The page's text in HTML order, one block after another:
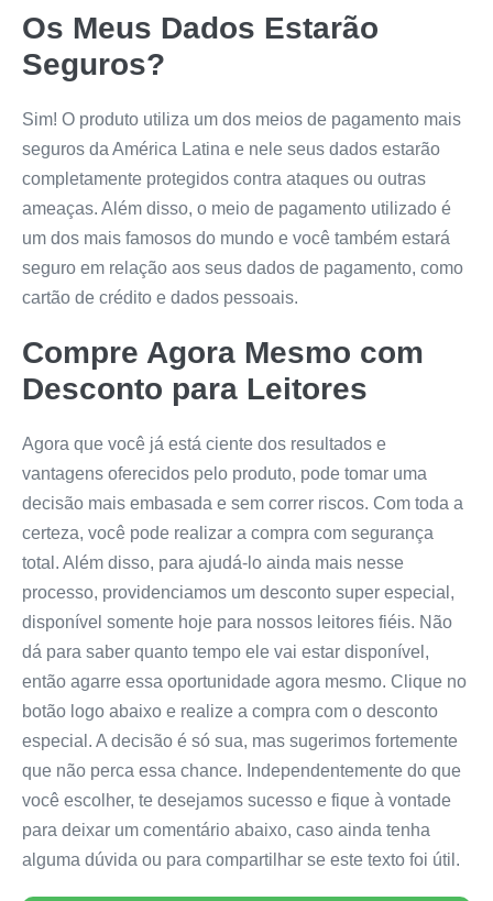
Os Meus Dados Estarão
Seguros?
Sim! O produto utiliza um dos meios de pagamento mais
seguros da América Latina e nele seus dados estarão
completamente protegidos contra ataques ou outras
ameaças. Além disso, o meio de pagamento utilizado é
um dos mais famosos do mundo e você também estará
seguro em relação aos seus dados de pagamento, como
cartão de crédito e dados pessoais.
Compre Agora Mesmo com
Desconto para Leitores
Agora que você já está ciente dos resultados e
vantagens oferecidos pelo produto, pode tomar uma
decisão mais embasada e sem correr riscos. Com toda a
certeza, você pode realizar a compra com segurança
total. Além disso, para ajudá-lo ainda mais nesse
processo, providenciamos um desconto super especial,
disponível somente hoje para nossos leitores fiéis. Não
dá para saber quanto tempo ele vai estar disponível,
então agarre essa oportunidade agora mesmo. Clique no
botão logo abaixo e realize a compra com o desconto
especial. A decisão é só sua, mas sugerimos fortemente
que não perca essa chance. Independentemente do que
você escolher, te desejamos sucesso e fique à vontade
para deixar um comentário abaixo, caso ainda tenha
alguma dúvida ou para compartilhar se este texto foi útil.